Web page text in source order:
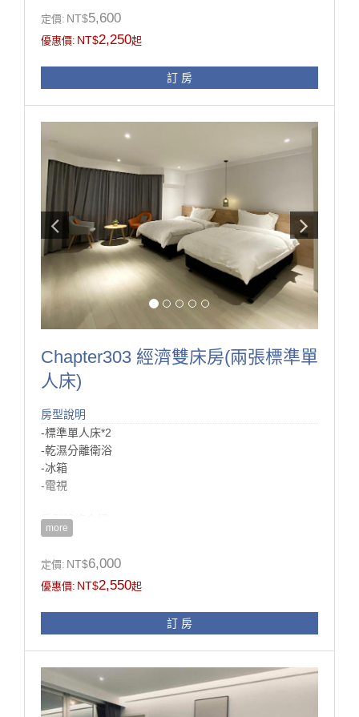
冷色系的搭配還有極簡風的設計感是這間的特色。
雖然是基本房型，但依然有足夠置物空間的衣櫃，
如果是行李很多的你，也不用擔心∼
定價: NT$5,600
優惠價: NT$2,250起
訂 房
Chapter303 經濟雙床房(兩張標準單
人床)
房型說明
-標準單人床*2
-乾濕分離衛浴
-冰箱
-電視
房型設施介紹
此間房為整棟唯一的兩張標準單人床房型，
若不方便跟旅伴睡同一張床，那這間再適合不過了，
房間還提供的兩張座椅跟小桌子，方便在這邊吃飯、喝
茶聊天，
more
定價: NT$6,000
優惠價: NT$2,550起
訂 房